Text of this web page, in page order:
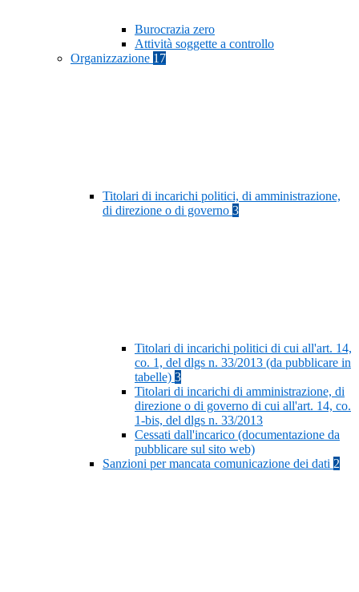
Burocrazia zero
Attività soggette a controllo
Organizzazione 17
Titolari di incarichi politici, di amministrazione,
di direzione o di governo 3
Titolari di incarichi politici di cui all'art. 14,
co. 1, del dlgs n. 33/2013 (da pubblicare in
tabelle) 3
Titolari di incarichi di amministrazione, di
direzione o di governo di cui all'art. 14, co.
1-bis, del dlgs n. 33/2013
Cessati dall'incarico (documentazione da
pubblicare sul sito web)
Sanzioni per mancata comunicazione dei dati 2